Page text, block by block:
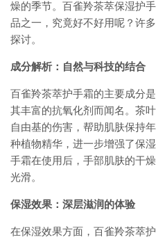
燥的季节。百雀羚茶萃保湿护
品之一，究竟好不好用呢？许
探讨。
成分解析：自然与科技的结合
百雀羚茶萃护手霜的主要成分
其丰富的抗氧化剂而闻名。茶
自由基的伤害，帮助肌肤保持
种植物精华，进一步增强了保
手霜在使用后，手部肌肤的干
光滑。
保湿效果：深层滋润的体验
在保湿效果方面，百雀羚茶萃